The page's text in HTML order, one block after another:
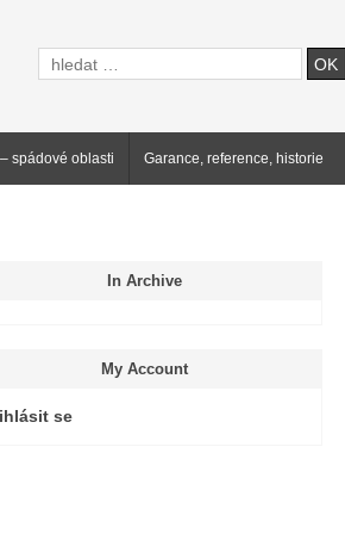
spádové oblasti Garance, reference, historie
In Archive
My Account
se